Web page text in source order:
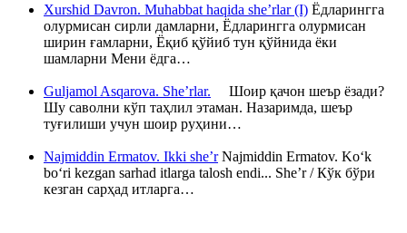
Xurshid Davron. Muhabbat haqida she’rlar (I) Ёдларингга
олурмисан сирли дамларни, Ёдларингга олурмисан
ширин ғамларни, Ёқиб қўйиб тун қўйнида ёки
шамларни Мени ёдга…
Guljamol Asqarova. She’rlar. Шоир қачон шеър ёзади?
Шу саволни кўп таҳлил этаман. Назаримда, шеър
туғилиши учун шоир руҳини…
Najmiddin Ermatov. Ikki she’rNajmiddin Ermatov. Ko‘k
bo‘ri kezgan sarhad itlarga talosh endi... She’r / Кўк бўри
кезган сарҳад итларга…